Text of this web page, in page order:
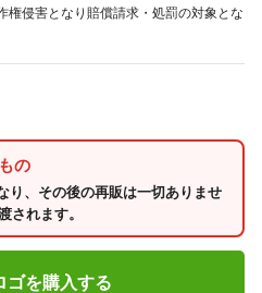
侵害となり賠償請求・処罰の対象とな
の
り、その後の再販は一切ありませ
されます。
ゴを購入する